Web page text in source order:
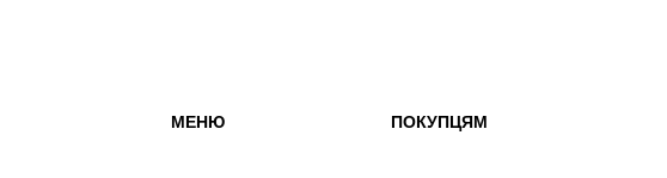
ПОКУПЦЯМ
МЕНЮ